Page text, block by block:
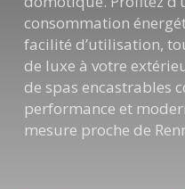
consommation
facilité d’utilisation,
de luxe à votre
de spas encastrables
performance et
mesure proche de